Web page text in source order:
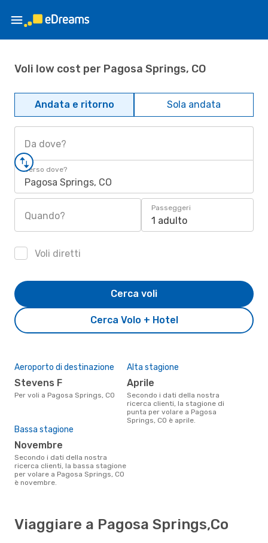
Voli low cost per Pagosa Springs, CO
Andata e ritorno Sola andata
Da dove?
Verso dove?
Pagosa Springs, CO
Quando?
Passeggeri
1 adulto
Voli diretti
Cerca Volo + Hotel
Cerca voli
Aeroporto di destinazione
Stevens F
Per voli a Pagosa Springs, CO
Alta stagione
aprile
Secondo i dati della nostra
ricerca clienti, la stagione di
punta per volare a Pagosa
Springs, CO è aprile.
Bassa stagione
novembre
Secondo i dati della nostra
ricerca clienti, la bassa stagione
per volare a Pagosa Springs, CO
è novembre.
Viaggiare a Pagosa Springs,Co